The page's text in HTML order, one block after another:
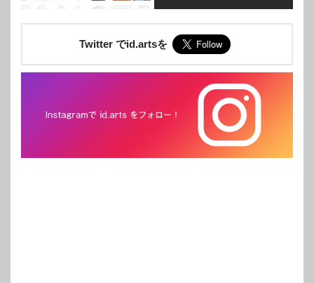
Twitter でid.artsを